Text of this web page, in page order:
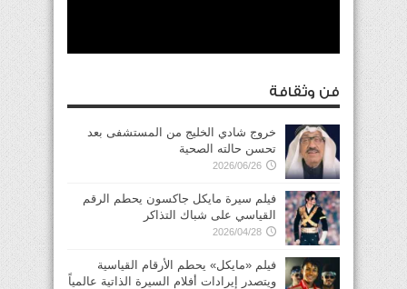
فن وثقافة
خروج شادي الخليج من المستشفى بعد
تحسن حالته الصحية
2026/06/26
فيلم سيرة مايكل جاكسون يحطم الرقم
القياسي على شباك التذاكر
2026/04/28
فيلم «مايكل» يحطم الأرقام القياسية
ويتصدر إيرادات أفلام السيرة الذاتية عالمياً